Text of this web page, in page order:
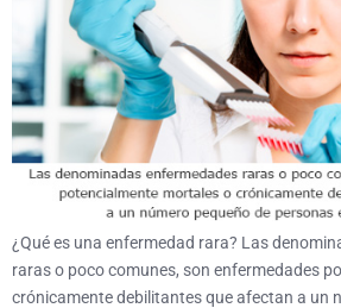
¿Qué es una enfermedad rara? Las
raras o poco comunes, son enfermedades
crónicamente debilitantes que afectan a un